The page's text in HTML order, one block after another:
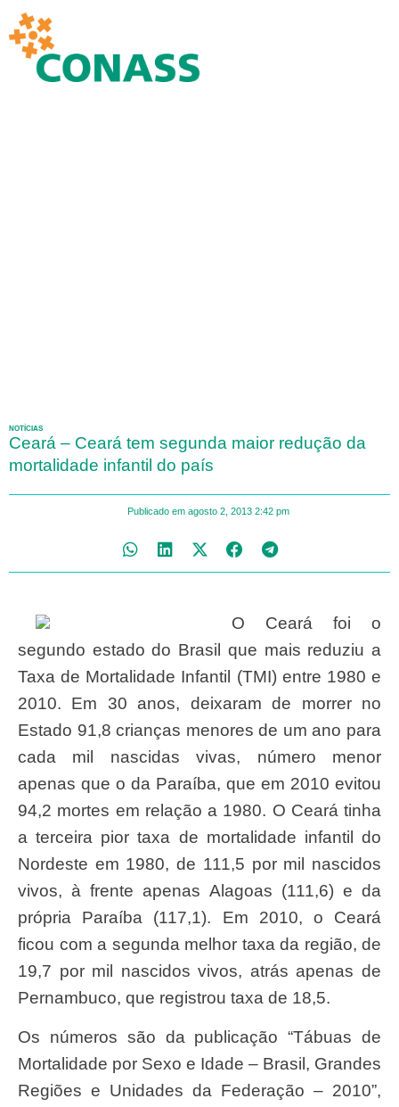
NOTÍCIAS
Ceará – Ceará tem segunda maior redução da
mortalidade infantil do país
Publicado em agosto 2, 2013 2:42 pm
O Ceará foi o
segundo estado do Brasil que mais reduziu a
Taxa de Mortalidade Infantil (TMI) entre 1980 e
2010. Em 30 anos, deixaram de morrer no
Estado 91,8 crianças menores de um ano para
cada mil nascidas vivas, número menor
apenas que o da Paraíba, que em 2010 evitou
94,2 mortes em relação a 1980. O Ceará tinha
a terceira pior taxa de mortalidade infantil do
Nordeste em 1980, de 111,5 por mil nascidos
vivos, à frente apenas Alagoas (111,6) e da
própria Paraíba (117,1). Em 2010, o Ceará
ficou com a segunda melhor taxa da região, de
19,7 por mil nascidos vivos, atrás apenas de
Pernambuco, que registrou taxa de 18,5.
Os números são da publicação “Tábuas de
Mortalidade por Sexo e Idade – Brasil, Grandes
Regiões e Unidades da Federação – 2010”,